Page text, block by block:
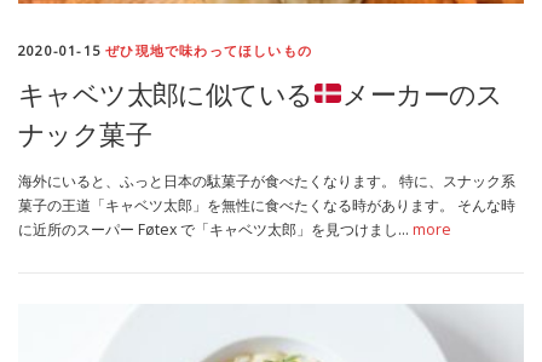
2020-01-15ぜひ現地で味わってほしいもの
キャベツ太郎に似ている
メーカーのス
ナック菓子
海外にいると、ふっと日本の駄菓子が食べたくなります。 特に、スナック系
菓子の王道「キャベツ太郎」を無性に食べたくなる時があります。 そんな時
に近所のスーパー Føtex で「キャベツ太郎」を見つけまし… more